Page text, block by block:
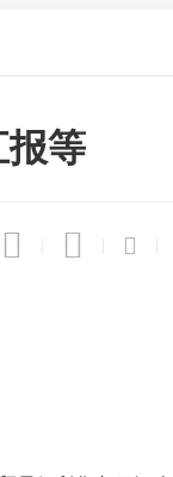
报等
  